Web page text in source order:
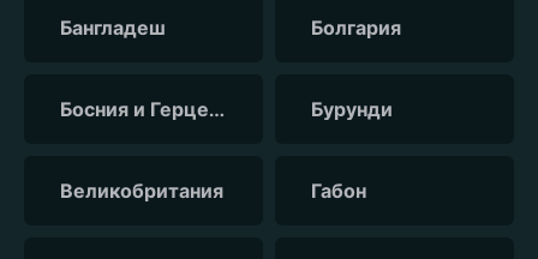
Бангладеш Болгария
Босния и Герцеговина Бурунди
Великобритания Габон